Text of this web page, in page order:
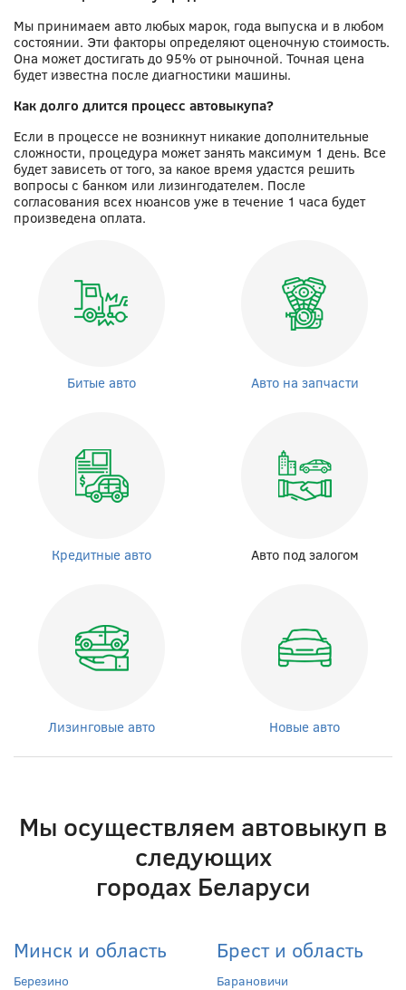
Мы принимаем авто любых марок, года выпуска и в любом
состоянии. Эти факторы определяют оценочную стоимость.
Она может достигать до 95% от рыночной. Точная цена
будет известна после диагностики машины.
Как долго длится процесс автовыкупа?
Если в процессе не возникнут никакие дополнительные
сложности, процедура может занять максимум 1 день. Все
будет зависеть от того, за какое время удастся решить
вопросы с банком или лизингодателем. После
согласования всех нюансов уже в течение 1 часа будет
произведена оплата.
Битые авто Авто на запчасти
Кредитные авто Авто под залогом
Лизинговые авто Новые авто
Мы осуществляем автовыкуп в
следующих
городах Беларуси
Минск и область
Березино
Брест и область
Барановичи